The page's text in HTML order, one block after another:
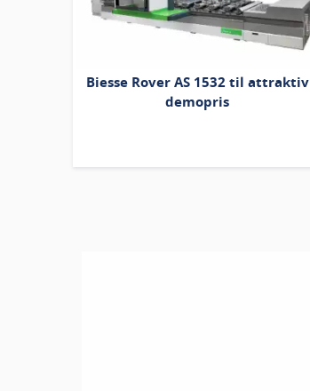
Biesse Rover AS 1532 til attraktiv
demopris